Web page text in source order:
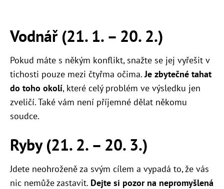
Vodnář (21. 1. – 20. 2.)
Pokud máte s někým konflikt, snažte se jej vyřešit v
tichosti pouze mezi čtyřma očima.Je zbytečné tahat
do toho okolí, které celý problém ve výsledku jen
zveličí. Také vám není příjemné dělat někomu
soudce.
Ryby (21. 2. – 20. 3.)
Jdete neohroženě za svým cílem a vypadá to, že vás
nic nemůže zastavit. Dejte si pozor na nepromyšlená